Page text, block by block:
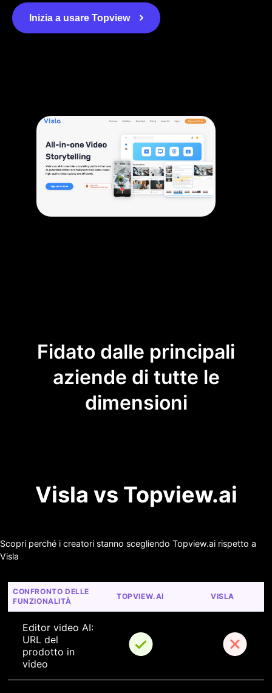
Inizia a usare Topview
Fidato dalle principali
aziende di tutte le
dimensioni
Visla vs Topview.ai
Scopri perché i creatori stanno scegliendo Topview.ai rispetto a
Visla
CONFRONTO DELLE
FUNZIONALITÀ
TOPVIEW.AI VISLA
Editor video AI:
URL del
prodotto in
video